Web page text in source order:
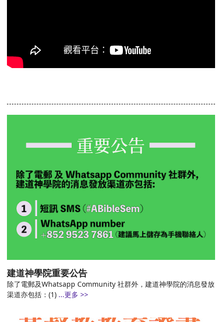
建道神學院重要公告
除了電郵及Whatsapp Community 社群外，建道神學院的消息發放
渠道亦包括：(1) ...更多 >>